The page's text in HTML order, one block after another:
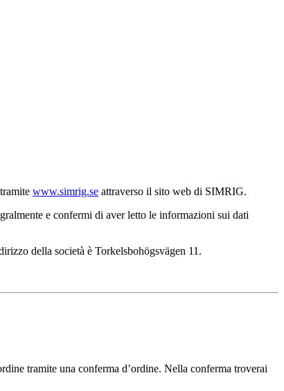
www.simrig.se attraverso il sito web di SIMRIG.
e confermi di aver letto le informazioni sui dati
della società è Torkelsbohögsvägen 11.
tramite una conferma d’ordine. Nella conferma troverai